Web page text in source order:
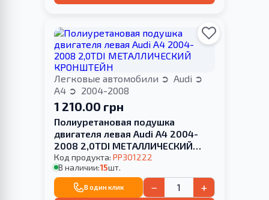
Легковые автомобили
Audi
A4
2004-2008
1 210.00 грн
Полиуретановая подушка
двигателя левая Audi A4 2004-
2008 2,0TDI МЕТАЛЛИЧЕСКИЙ
КРОНШТЕЙН
Код продукта: PP301222
В наличии:15шт.
В один клик − +